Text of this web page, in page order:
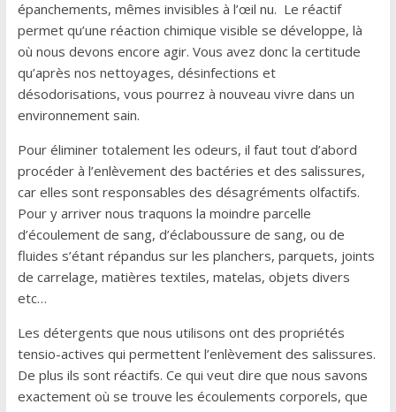
épanchements, mêmes invisibles à l’œil nu. Le réactif
permet qu’une réaction chimique visible se développe, là
où nous devons encore agir. Vous avez donc la certitude
qu’après nos nettoyages, désinfections et
désodorisations, vous pourrez à nouveau vivre dans un
environnement sain.
Pour éliminer totalement les odeurs, il faut tout d’abord
procéder à l’enlèvement des bactéries et des salissures,
car elles sont responsables des désagréments olfactifs.
Pour y arriver nous traquons la moindre parcelle
d’écoulement de sang, d’éclaboussure de sang, ou de
fluides s’étant répandus sur les planchers, parquets, joints
de carrelage, matières textiles, matelas, objets divers
etc…
Les détergents que nous utilisons ont des propriétés
tensio-actives qui permettent l’enlèvement des salissures.
De plus ils sont réactifs. Ce qui veut dire que nous savons
exactement où se trouve les écoulements corporels, que